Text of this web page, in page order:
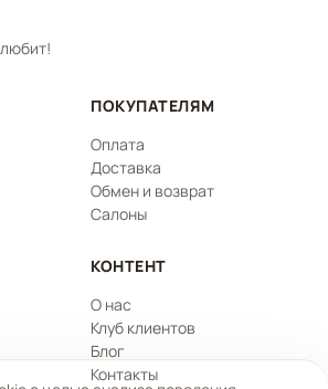
ПОКУПАТЕЛЯМ
Оплата
Доставка
Обмен и возврат
Салоны
КОНТЕНТ
О нас
Клуб клиентов
Блог
Контакты